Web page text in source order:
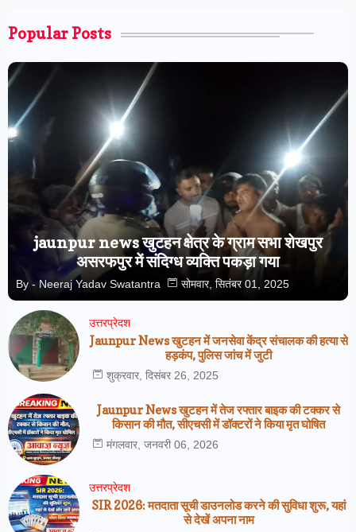
Popular Posts
jaunpur news खुटहन क्षेत्र के ग्राम सभा शेखपुर
असरफपुर में संदिग्ध व्यक्ति पकड़ा गया
By - Neeraj Yadav Swatantra सोमवार, सितंबर 01, 2025
उत्तरप्रेदश
Jaunpur News खुटहन में जनसेवा केंद्र संचालक की हत्या से
हड़कंप, पुलिस जांच में जुटी
शुक्रवार, दिसंबर 26, 2025
Jaunpur News खुटहन में तेज रफ्तार बाइक की टक्कर से
किसान की मौत, सीएचसी में डॉक्टरों ने किया मृत घोषित
मंगलवार, जनवरी 06, 2026
उत्तरप्रेदश
SIR 2026: मतदाता सूची डाउनलोड करने की सुविधा शुरू, यहां
से देखें अपना नाम